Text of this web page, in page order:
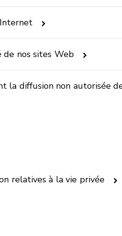
de nos sites Web
la diffusion non autorisée
relatives à la vie privée